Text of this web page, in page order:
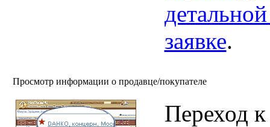
заявке.
Просмотр информации о продавце/покупателе
Переход